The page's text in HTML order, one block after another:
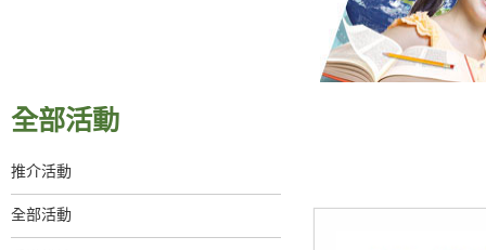
全部活動
推介活動
全部活動